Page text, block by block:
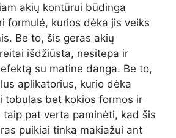
akių kontūrui būdinga
formulė, kurios dėka jis veiks
Be to, šis geras akių
išdžiūsta, nesitepa ir
su matine danga. Be to,
aplikatorius, kurio dėka
tobulas bet kokios formos ir
taip pat verta paminėti, kad šis
puikiai tinka makiažui ant